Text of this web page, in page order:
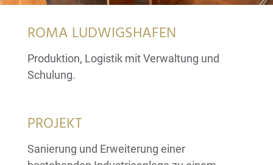
ROMA LUDWIGSHAFEN
Produktion, Logistik mit Verwaltung und
Schulung.
PROJEKT
Sanierung und Erweiterung einer